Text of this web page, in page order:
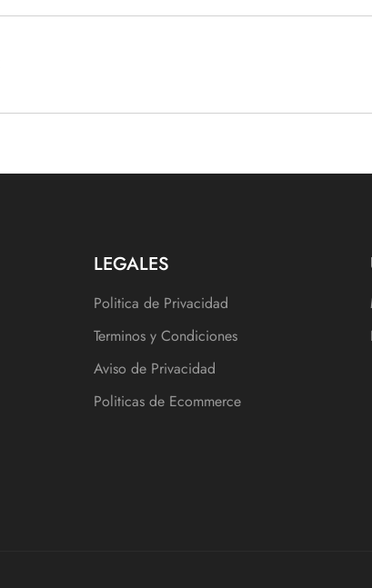
LEGALES
Politica de Privacidad
Terminos y Condiciones
Aviso de Privacidad
Politicas de Ecommerce